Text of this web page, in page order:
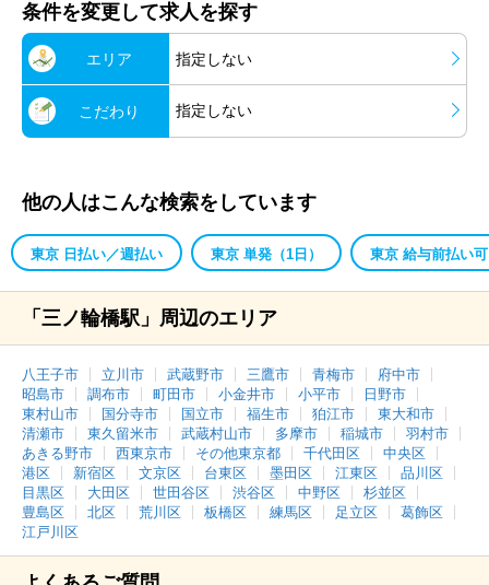
条件を変更して求人を探す
エリア 指定しない
こだわり 指定しない
他の人はこんな検索をしています
東京 日払い／週払い 東京 単発（1日） 東京 給与前払い可
「三ノ輪橋駅」周辺のエリア
八王子市 立川市 武蔵野市 三鷹市 青梅市
府中市
昭島市
調布市 町田市 小金井市 小平市
日野市
東村山市
国分寺市 国立市 福生市 狛江市
東大和市
清瀬市
東久留米市 武蔵村山市 多摩市 稲城市
羽村市
あきる野市
西東京市 その他東京都 千代田区
中央区
港区
新宿区 文京区 台東区 墨田区 江東区
品川区
目黒区
大田区 世田谷区 渋谷区 中野区
杉並区
豊島区
北区 荒川区 板橋区 練馬区 足立区
葛飾区
江戸川区